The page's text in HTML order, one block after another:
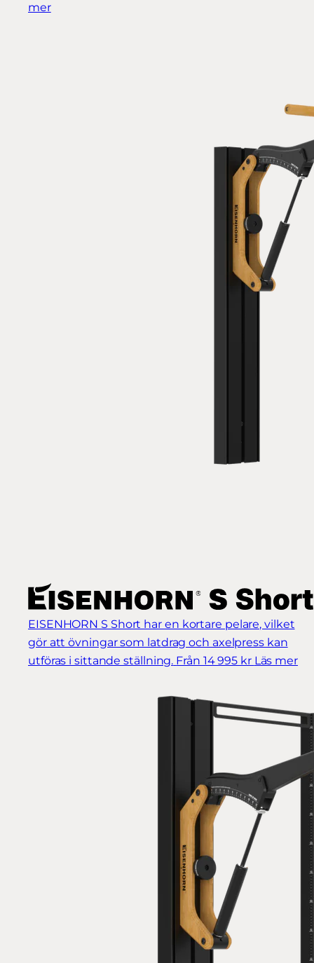
mer
EISENHORN S Short har en kortare pelare, vilket
gör att övningar som latdrag och axelpress kan
utföras i sittande ställning. Från 14 995 kr Läs mer